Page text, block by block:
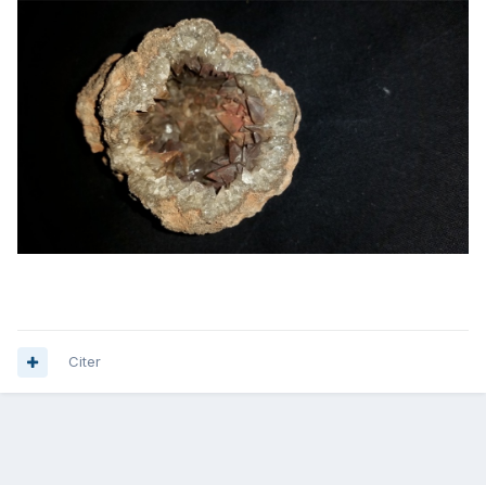
Citer